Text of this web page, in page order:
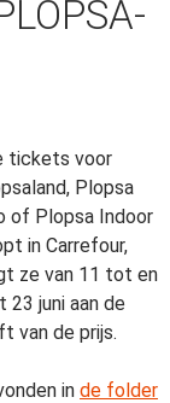
tickets voor
Plopsa
of Plopsa Indoor
in Carrefour,
ze van 11 tot en
23 juni aan de
van de prijs.
in de folder